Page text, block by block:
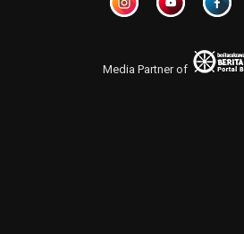
Media Partner of